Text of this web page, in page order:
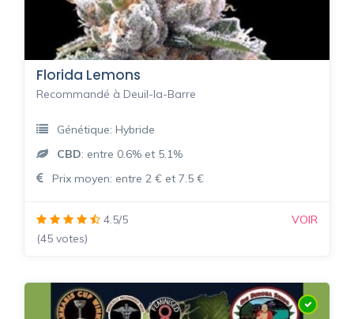
Florida Lemons
Recommandé à Deuil-la-Barre
Génétique: Hybride
CBD: entre 0.6% et 5.1%
Prix moyen: entre 2 € et 7.5 €
4.5/5
(45 votes)
VOIR